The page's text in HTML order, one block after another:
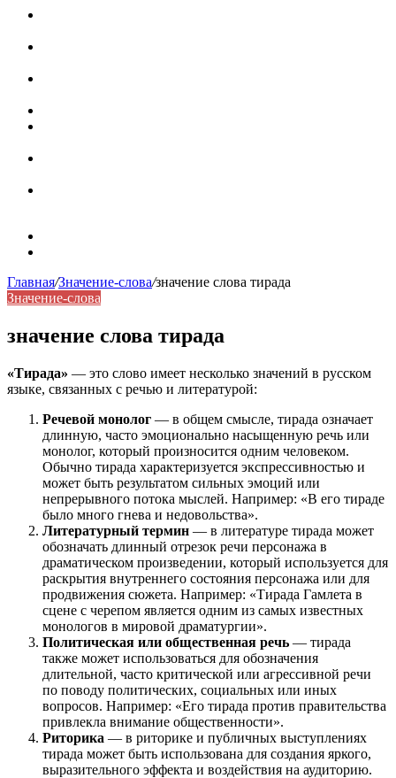
Главная/Значение-слова/значение слова тирада
Значение-слова
значение слова тирада
«Тирада» — это слово имеет несколько значений в русском
языке, связанных с речью и литературой:
Речевой монолог — в общем смысле, тирада означает
длинную, часто эмоционально насыщенную речь или
монолог, который произносится одним человеком.
Обычно тирада характеризуется экспрессивностью и
может быть результатом сильных эмоций или
непрерывного потока мыслей. Например: «В его тираде
было много гнева и недовольства».
Литературный термин — в литературе тирада может
обозначать длинный отрезок речи персонажа в
драматическом произведении, который используется для
раскрытия внутреннего состояния персонажа или для
продвижения сюжета. Например: «Тирада Гамлета в
сцене с черепом является одним из самых известных
монологов в мировой драматургии».
Политическая или общественная речь — тирада
также может использоваться для обозначения
длительной, часто критической или агрессивной речи
по поводу политических, социальных или иных
вопросов. Например: «Его тирада против правительства
привлекла внимание общественности».
Риторика — в риторике и публичных выступлениях
тирада может быть использована для создания яркого,
выразительного эффекта и воздействия на аудиторию.